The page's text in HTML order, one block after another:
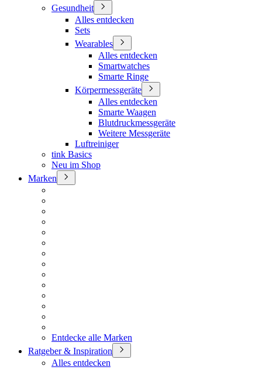
Gesundheit
Alles entdecken
Sets
Wearables
Alles entdecken
Smartwatches
Smarte Ringe
Körpermessgeräte
Alles entdecken
Smarte Waagen
Blutdruckmessgeräte
Weitere Messgeräte
Luftreiniger
tink Basics
Neu im Shop
Marken
Entdecke alle Marken
Ratgeber & Inspiration
Alles entdecken